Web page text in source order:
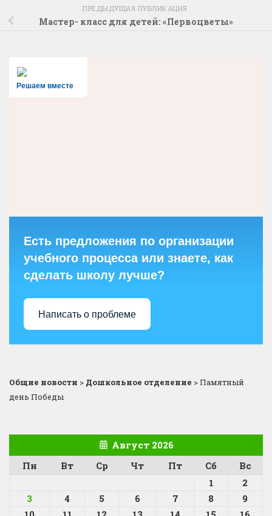
ПРЕДЫДУЩАЯ ПУБЛИКАЦИЯ
Мастер- класс для детей: «Первоцветы»
Решаем вместе
Есть предложения по организации
учебного процесса или знаете, как
сделать школу лучше?
Написать о проблеме
Общие новости > Дошкольное отделение >Памятный
день Победы
Август 2026
Пн
Вт Ср Чт Пт Сб
Вс
1
2
3
4 5 6 7 8
9